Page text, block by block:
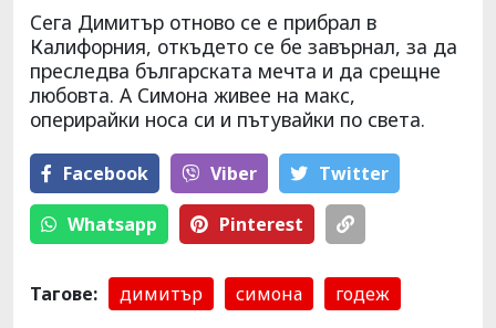
Сега Димитър отново се е прибрал в
Калифорния, откъдето се бе завърнал, за да
преследва българската мечта и да срещне
любовта. А Симона живее на макс,
оперирайки носа си и пътувайки по света.
Facebook Viber Тwitter
Whatsapp Pinterest
Тагове: димитър симона годеж